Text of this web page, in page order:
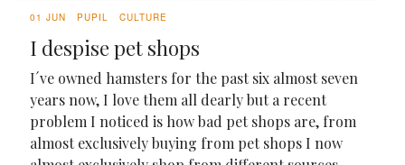
01 JUN PUPIL CULTURE
I despise pet shops
I´ve owned hamsters for the past six almost seven
years now, I love them all dearly but a recent
problem I noticed is how bad pet shops are, from
almost exclusively buying from pet shops I now